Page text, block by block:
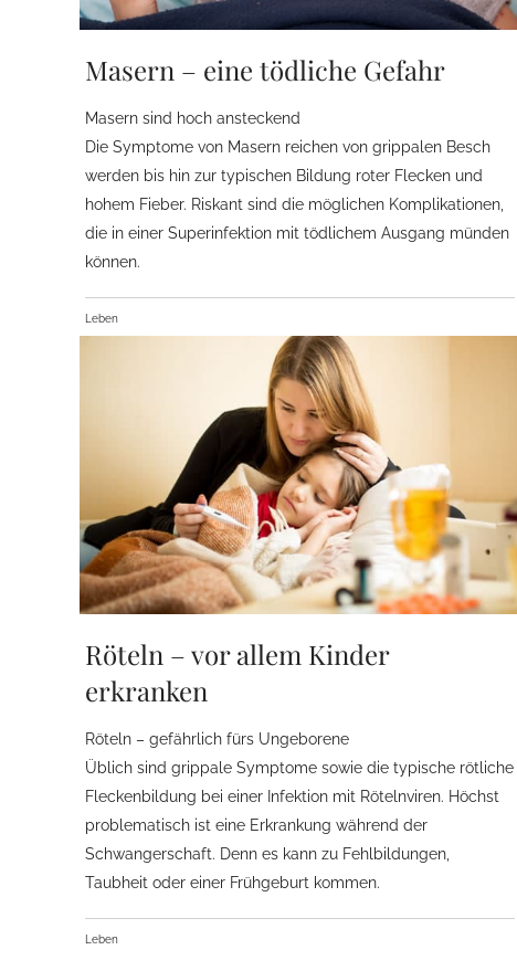
Masern – eine tödliche Gefahr
Masern sind hoch ansteckend
Die Symptome von Masern reichen von grippalen Besch
werden bis hin zur typischen Bildung roter Flecken und
hohem Fieber. Riskant sind die möglichen Komplikationen,
die in einer Superinfektion mit tödlichem Ausgang münden
können.
Leben
Röteln – vor allem Kinder
erkranken
Röteln – gefährlich fürs Ungeborene
Üblich sind grippale Symptome sowie die typische rötliche
Fleckenbildung bei einer Infektion mit Rötelnviren. Höchst
problematisch ist eine Erkrankung während der
Schwangerschaft. Denn es kann zu Fehlbildungen,
Taubheit oder einer Frühgeburt kommen.
Leben